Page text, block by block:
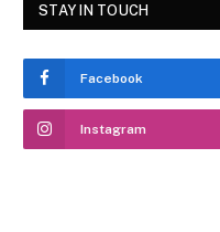
STAY IN TOUCH
Facebook
Instagram